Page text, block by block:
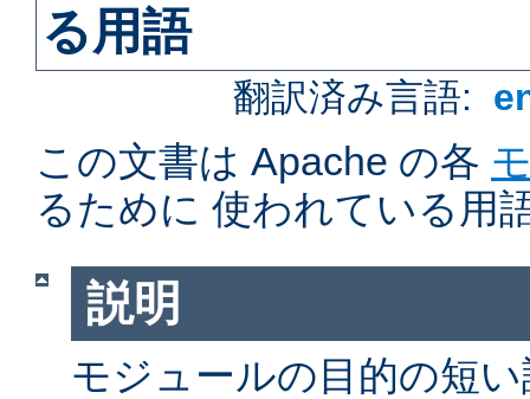
る用語
翻訳済み言語:
この文書は Apache の各
るために 使われている用
説明
モジュールの目的の短